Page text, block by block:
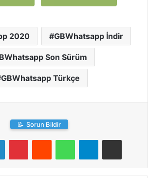
2020 GBWhatsapp İndir
Son Sürüm
GBWhatsapp Türkçe
📝 Sorun Bildir
LinkedInPinterestReddit WhatsAppTelegramE-Posta ile paylaş